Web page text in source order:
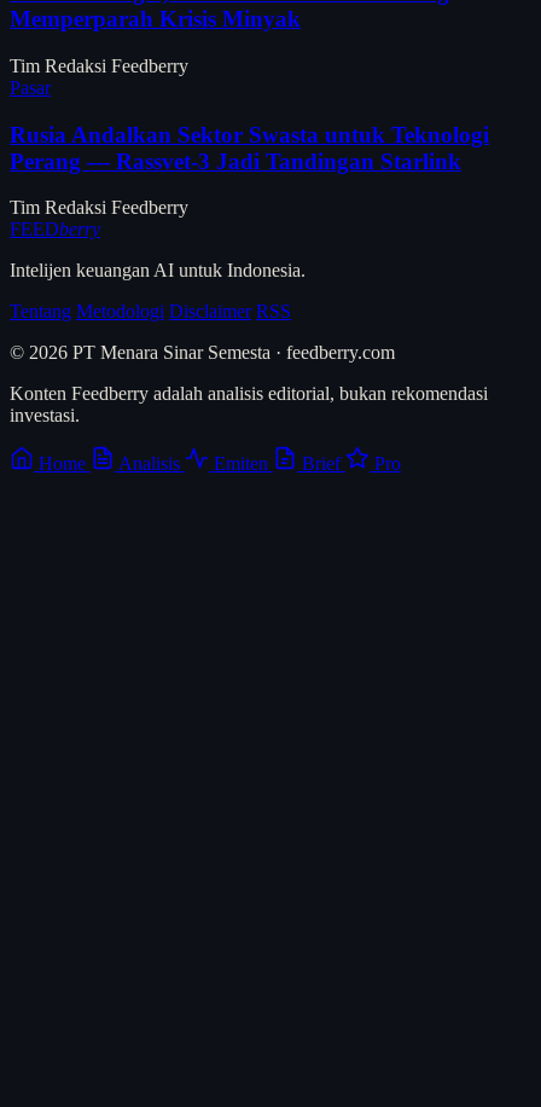
Memperparah Krisis Minyak
Tim Redaksi Feedberry
Pasar
Rusia Andalkan Sektor Swasta untuk Teknologi
Perang — Rassvet-3 Jadi Tandingan Starlink
Tim Redaksi Feedberry
FEEDberry
Intelijen keuangan AI untuk Indonesia.
Tentang Metodologi Disclaimer RSS
© 2026 PT Menara Sinar Semesta · feedberry.com
Konten Feedberry adalah analisis editorial, bukan rekomendasi
investasi.
Home Analisis Emiten Brief Pro